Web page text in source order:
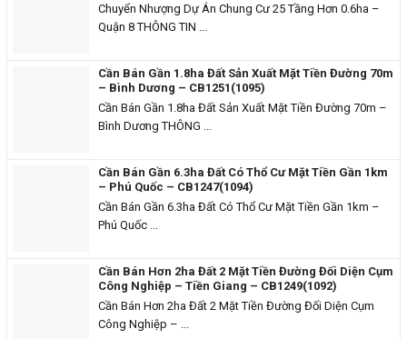
Chuyển Nhượng Dự Án Chung Cư 25 Tầng Hơn 0.6ha –
Quận 8 THÔNG TIN ...
Cần Bán Gần 1.8ha Đất Sản Xuất Mặt Tiền Đường 70m
– Bình Dương – CB1251(1095)
Cần Bán Gần 1.8ha Đất Sản Xuất Mặt Tiền Đường 70m –
Bình Dương THÔNG ...
Cần Bán Gần 6.3ha Đất Có Thổ Cư Mặt Tiền Gần 1km
– Phú Quốc – CB1247(1094)
Cần Bán Gần 6.3ha Đất Có Thổ Cư Mặt Tiền Gần 1km –
Phú Quốc ...
Cần Bán Hơn 2ha Đất 2 Mặt Tiền Đường Đối Diện Cụm
Công Nghiệp – Tiền Giang – CB1249(1092)
Cần Bán Hơn 2ha Đất 2 Mặt Tiền Đường Đối Diện Cụm
Công Nghiệp – ...